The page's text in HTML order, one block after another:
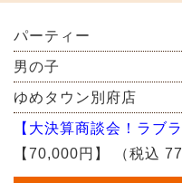
パーティー
男の子
ゆめタウン別府店
【大決算商談会！ラブ
【70,000円】
（税込